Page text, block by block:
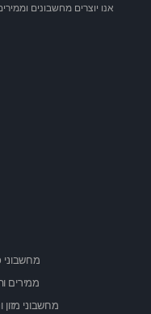
אנו יוצרים מחשבונים
מחשבוני
ממירים
מחשבוני מזון